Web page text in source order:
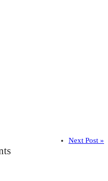
Next Post »